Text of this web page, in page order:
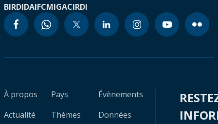
BIRDIDAIFCMIGACIRDI
À propos
Actualité
Pays
Thèmes
Évènements
Données